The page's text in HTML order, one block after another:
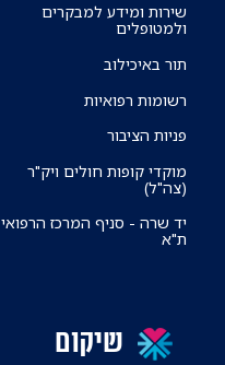
שירות ומידע למבקרים
ולמטופלים
תור באיכילוב
רשומות רפואיות
פניות הציבור
מוקדי קופות חולים ויק"ר
(צה"ל)
יד שרה - סניף המרכז הרפואי
ת"א
שיקום